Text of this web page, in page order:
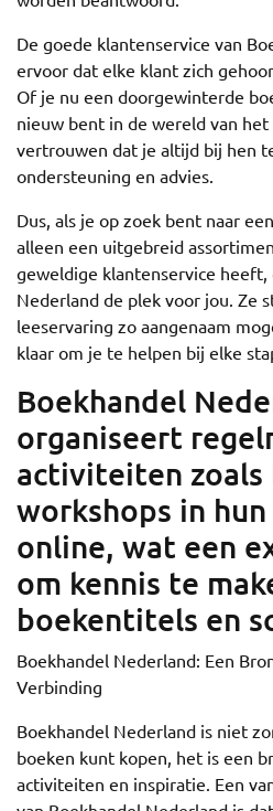
De goede klantenservice van
ervoor dat elke klant zich
Of je nu een doorgewinterde
nieuw bent in de wereld van
vertrouwen dat je altijd bij hen
ondersteuning en advies.
Dus, als je op zoek bent naar
alleen een uitgebreid
geweldige klantenservice heeft,
Nederland de plek voor jou. Ze
leeservaring zo aangenaam
klaar om je te helpen bij elke
Boekhandel
organiseert
activiteiten zoals
workshops in
online, wat een
om kennis te
boekentitels en
Boekhandel Nederland: Een
Verbinding
Boekhandel Nederland is niet
boeken kunt kopen, het is een
activiteiten en inspiratie. Een